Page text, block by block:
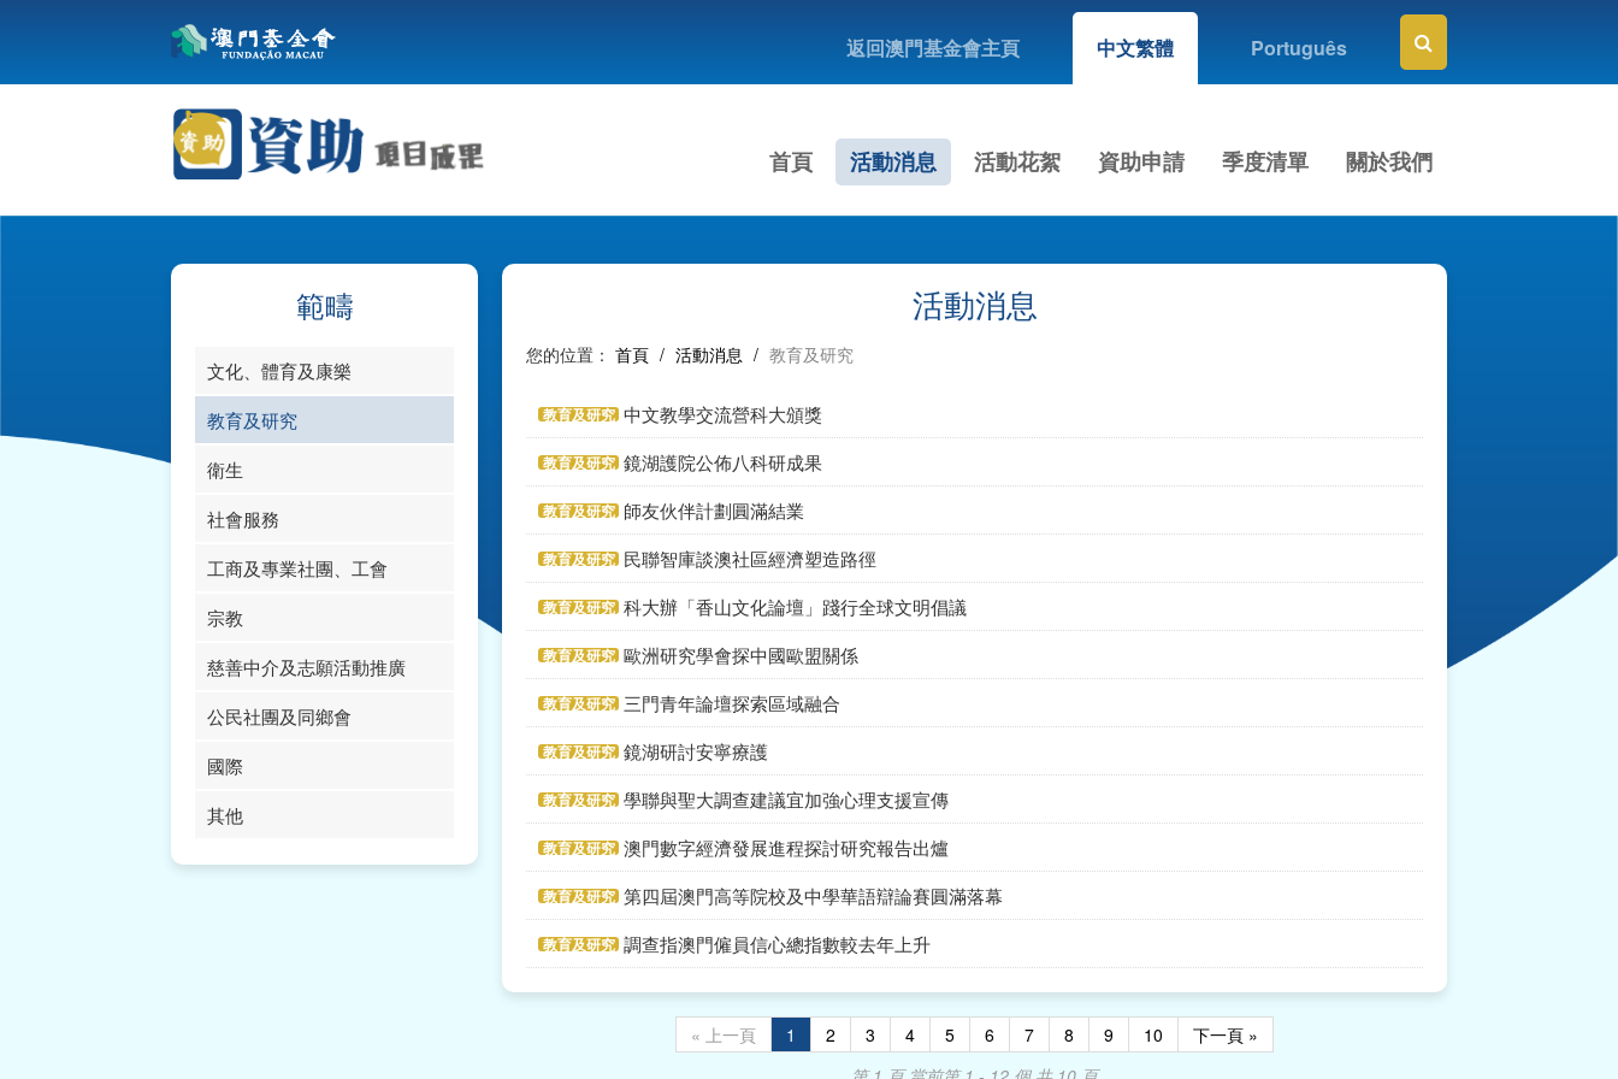
返回澳門基金會主頁 中文繁體 Português
首頁 活動消息 活動花絮 資助申請 季度清單 關於我們
範疇
文化、體育及康樂
教育及研究
衛生
社會服務
工商及專業社團、工會
宗教
慈善中介及志願活動推廣
公民社團及同鄉會
國際
其他
活動消息
您的位置： 首頁 / 活動消息 / 教育及研究
教育及研究 中文教學交流營科大頒獎
教育及研究 鏡湖護院公佈八科研成果
教育及研究 師友伙伴計劃圓滿結業
教育及研究 民聯智庫談澳社區經濟塑造路徑
教育及研究 科大辦「香山文化論壇」踐行全球文明倡議
教育及研究 歐洲研究學會探中國歐盟關係
教育及研究 三門青年論壇探索區域融合
教育及研究 鏡湖研討安寧療護
教育及研究 學聯與聖大調查建議宜加強心理支援宣傳
教育及研究 澳門數字經濟發展進程探討研究報告出爐
教育及研究 第四屆澳門高等院校及中學華語辯論賽圓滿落幕
教育及研究 調查指澳門僱員信心總指數較去年上升
« 上一頁 1 2 3 4 5 6 7 8 9 10
下一頁 »